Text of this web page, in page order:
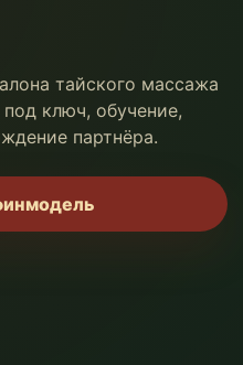
тайского массажа
ключ, обучение,
партнёра.